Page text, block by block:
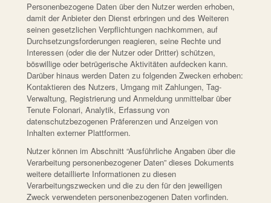
Personenbezogene Daten über den Nutzer werden erhoben,
damit der Anbieter den Dienst erbringen und des Weiteren
seinen gesetzlichen Verpflichtungen nachkommen, auf
Durchsetzungsforderungen reagieren, seine Rechte und
Interessen (oder die der Nutzer oder Dritter) schützen,
böswillige oder betrügerische Aktivitäten aufdecken kann.
Darüber hinaus werden Daten zu folgenden Zwecken erhoben:
Kontaktieren des Nutzers, Umgang mit Zahlungen, Tag-
Verwaltung, Registrierung und Anmeldung unmittelbar über
Tenute Folonari, Analytik, Erfassung von
datenschutzbezogenen Präferenzen und Anzeigen von
Inhalten externer Plattformen.
Nutzer können im Abschnitt “Ausführliche Angaben über die
Verarbeitung personenbezogener Daten” dieses Dokuments
weitere detaillierte Informationen zu diesen
Verarbeitungszwecken und die zu den für den jeweiligen
Zweck verwendeten personenbezogenen Daten vorfinden.